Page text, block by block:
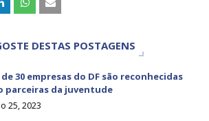
DESTAS POSTAGENS
30 empresas do DF são reconhecidas
parceiras da juventude
25, 2023